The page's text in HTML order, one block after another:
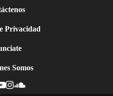
Privacidad
Somos